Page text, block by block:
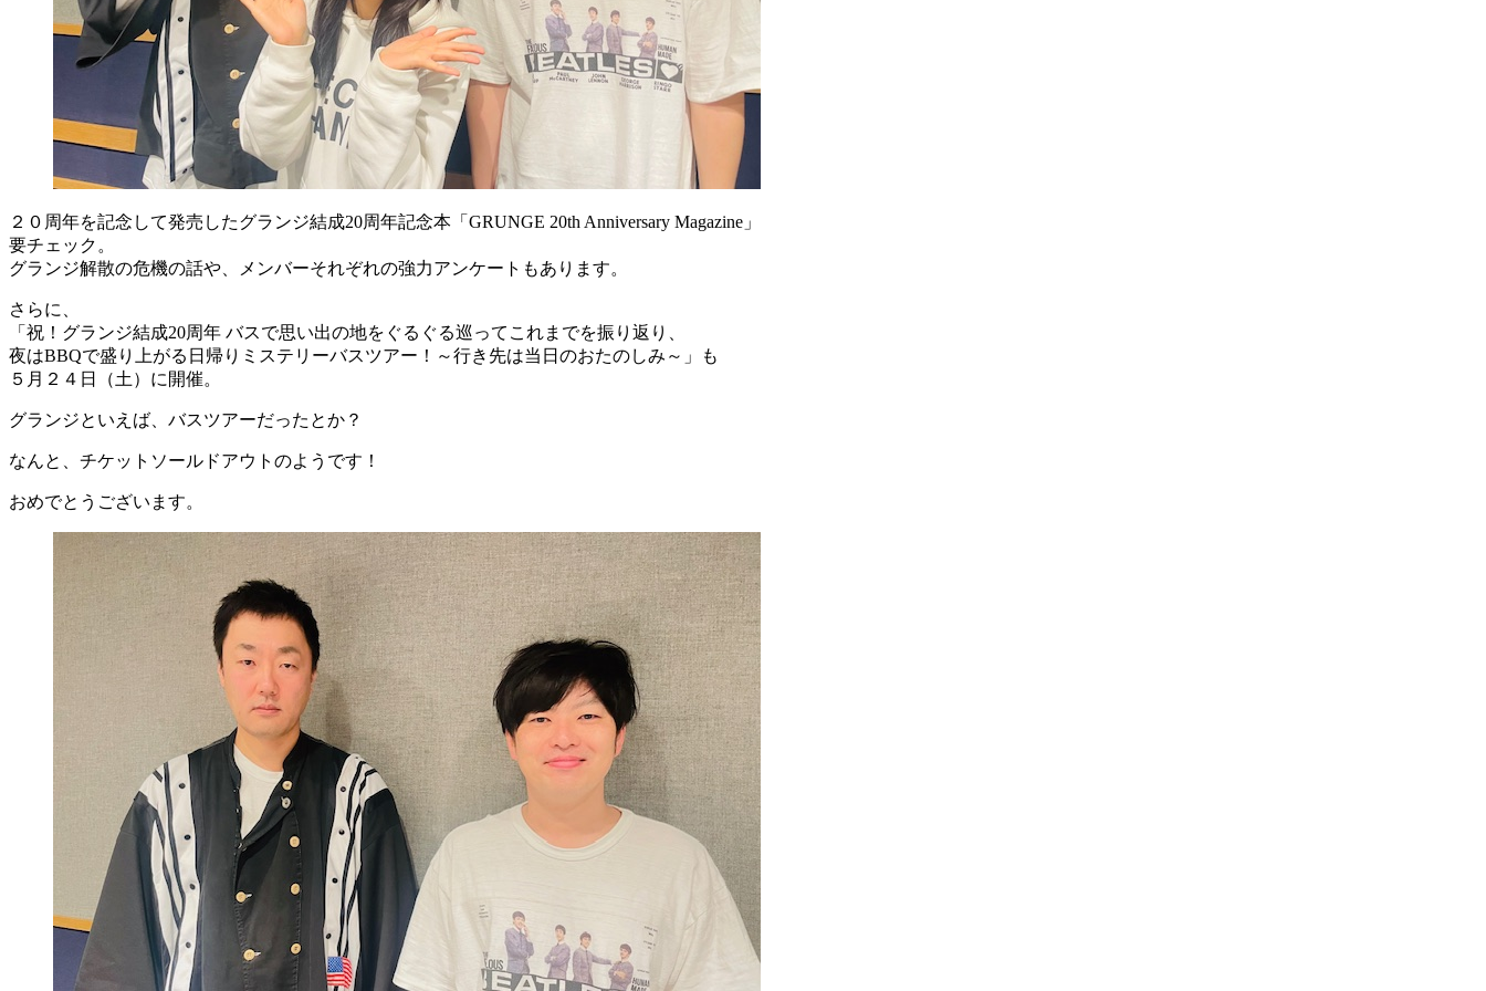
２０周年を記念して発売したグランジ結成20周年記念本「GRUNGE 20th Anniversary Magazine」
要チェック。
グランジ解散の危機の話や、メンバーそれぞれの強力アンケートもあります。
さらに、
「祝！グランジ結成20周年 バスで思い出の地をぐるぐる巡ってこれまでを振り返り、
夜はBBQで盛り上がる日帰りミステリーバスツアー！～行き先は当日のおたのしみ～」も
５月２４日（土）に開催。
グランジといえば、バスツアーだったとか？
なんと、チケットソールドアウトのようです！
おめでとうございます。